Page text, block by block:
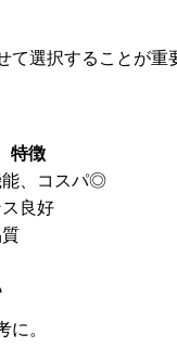
て選択することが重
特徴
能、コスパ◎
良好
に。